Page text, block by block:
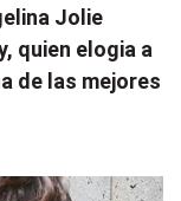
Jolie
quien elogia a
de las mejores